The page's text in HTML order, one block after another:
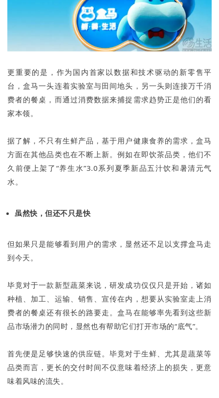
更重要的是，作为国内首家以数据和技术驱动的新零售平
台，盒马一头连着实验室与田间地头，另一头则连接万千消
费者的餐桌，而通过消费数据来捕捉需求趋势正是他们的看
家本领。
据了解，不只有生鲜产品，基于用户健康食养的需求，盒马
方面在其他品类也在不断上新。例如在即饮茶品类，他们不
久前便上架了“养生水”3.0系列夏季新品五汁饮和暑清元气
水。
虽然快，但还不只是快
但如果只是能够看到用户的需求，显然还不足以支撑盒马走
到今天。
毕竟对于一款新型蔬菜来说，研发成功仅仅只是开始，诸如
种植、加工、运输、销售、宣传在内，想要从实验室走上消
费者的餐桌还有很长的路要走。盒马在能够率先看到这些新
品市场潜力的同时，显然也有帮助它们打开市场的“底气”。
首先便是足够快速的供应链。毕竟对于生鲜、尤其是蔬菜等
品类而言，更长的交付时间不仅意味着经济上的损失，更意
味着风味的流失。